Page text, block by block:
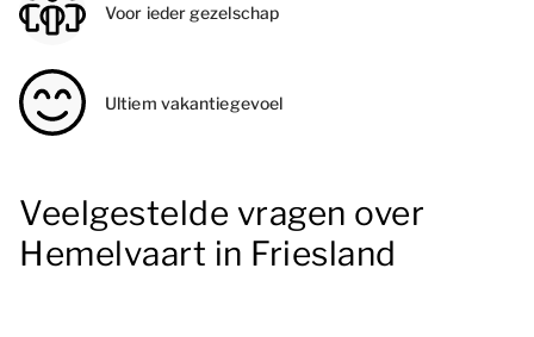
Voor ieder gezelschap
Ultiem vakantiegevoel
Veelgestelde vragen over
Hemelvaart in Friesland